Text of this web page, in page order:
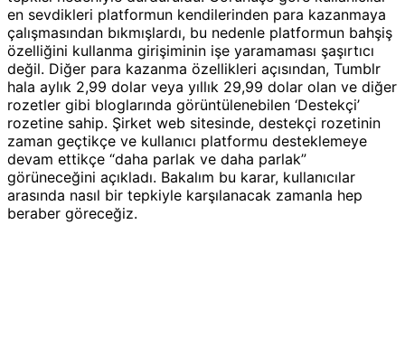
en sevdikleri platformun kendilerinden para kazanmaya
çalışmasından bıkmışlardı, bu nedenle platformun bahşiş
özelliğini kullanma girişiminin işe yaramaması şaşırtıcı
değil. Diğer para kazanma özellikleri açısından, Tumblr
hala aylık 2,99 dolar veya yıllık 29,99 dolar olan ve diğer
rozetler gibi bloglarında görüntülenebilen ‘Destekçi’
rozetine sahip. Şirket web sitesinde, destekçi rozetinin
zaman geçtikçe ve kullanıcı platformu desteklemeye
devam ettikçe “daha parlak ve daha parlak”
görüneceğini açıkladı. Bakalım bu karar, kullanıcılar
arasında nasıl bir tepkiyle karşılanacak zamanla hep
beraber göreceğiz.